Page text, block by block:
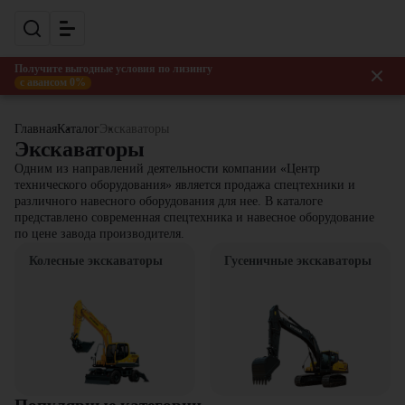
Получите выгодные условия по лизингу
с авансом 0%
Главная Каталог Экскаваторы
Экскаваторы
Одним из направлений деятельности компании «Центр
технического оборудования» является продажа спецтехники и
различного навесного оборудования для нее. В каталоге
представлено современная спецтехника и навесное оборудование
по цене завода производителя.
Колесные экскаваторы
Гусеничные экскаваторы